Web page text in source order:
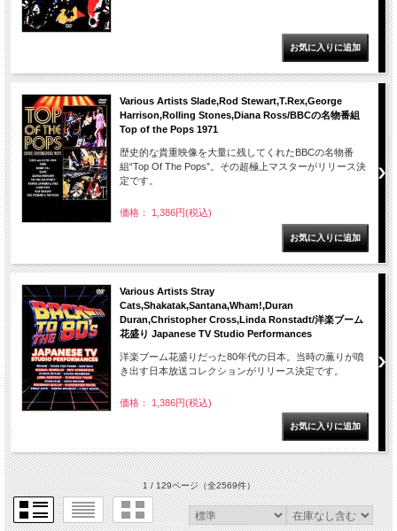
Various Artists Slade,Rod Stewart,T.Rex,George
Harrison,Rolling Stones,Diana Ross/BBCの名物番組
Top of the Pops 1971
歴史的な貴重映像を大量に残してくれたBBCの名物番
組“Top Of The Pops”。その超極上マスターがリリース決
定です。
価格： 1,386円(税込)
Various Artists Stray
Cats,Shakatak,Santana,Wham!,Duran
Duran,Christopher Cross,Linda Ronstadt/洋楽ブーム
花盛り Japanese TV Studio Performances
洋楽ブーム花盛りだった80年代の日本。当時の薫りが噴
き出す日本放送コレクションがリリース決定です。
価格： 1,386円(税込)
1 / 129ページ（全2569件）